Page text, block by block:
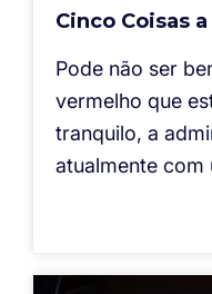
Cinco Coisas
Pode não ser
vermelho que
tranquilo, a
atualmente